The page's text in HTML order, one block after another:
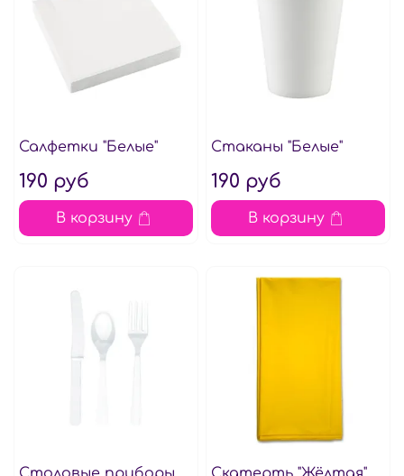
Салфетки "Белые"
190 руб
В корзину
Стаканы "Белые"
190 руб
В корзину